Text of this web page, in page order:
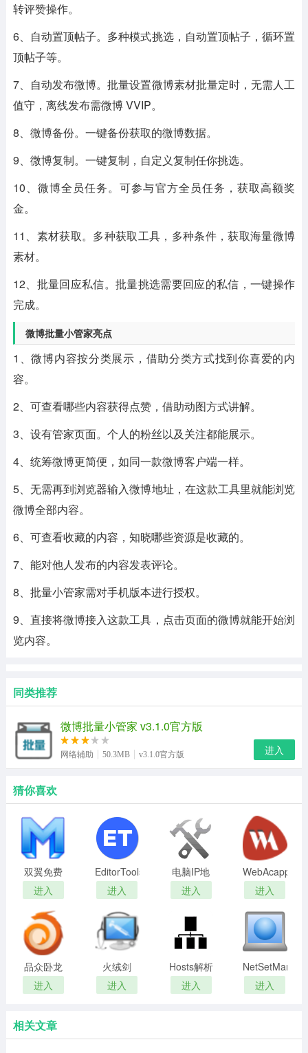
转评赞操作。
6、自动置顶帖子。多种模式挑选，自动置顶帖子，循环置
顶帖子等。
7、自动发布微博。批量设置微博素材批量定时，无需人工
值守，离线发布需微博 VVIP。
8、微博备份。一键备份获取的微博数据。
9、微博复制。一键复制，自定义复制任你挑选。
10、微博全员任务。可参与官方全员任务，获取高额奖
金。
11、素材获取。多种获取工具，多种条件，获取海量微博
素材。
12、批量回应私信。批量挑选需要回应的私信，一键操作
完成。
微博批量小管家亮点
1、微博内容按分类展示，借助分类方式找到你喜爱的内
容。
2、可查看哪些内容获得点赞，借助动图方式讲解。
3、设有管家页面。个人的粉丝以及关注都能展示。
4、统筹微博更简便，如同一款微博客户端一样。
5、无需再到浏览器输入微博地址，在这款工具里就能浏览
微博全部内容。
6、可查看收藏的内容，知晓哪些资源是收藏的。
7、能对他人发布的内容发表评论。
8、批量小管家需对手机版本进行授权。
9、直接将微博接入这款工具，点击页面的微博就能开始浏
览内容。
同类推荐
微博批量小管家 v3.1.0官方版
网络辅助 50.3MB v3.1.0官方版 进入
猜你喜欢
双翼免费
邮件群发
软件
进入
EditorTools(全
自动无人
值守采集
软件)
进入
电脑IP地
址修改器
进入
WebAcappella
Grid(网页
布局设计
软件)
进入
品众卧龙
推广营销
助手
进入
火绒剑
进入
Hosts解析
器绿色版
进入
NetSetMan(IP
地址切换
工具)
进入
相关文章